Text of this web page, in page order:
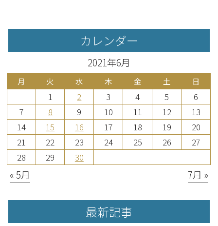
カレンダー
2021年6月
月 火 水 木 金 土 日
1 2 3 4 5
6
7
8 9 10 11 12
13
14
15 16 17 18 19
20
21
22 23 24 25 26
27
28
29 30
« 5月 7月 »
最新記事